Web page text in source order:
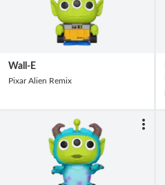
Wall-E
Pixar Alien Remix